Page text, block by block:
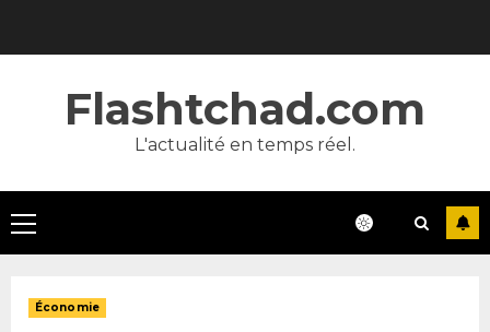
Flashtchad.com
L'actualité en temps réel.
Primary
Menu
Économie